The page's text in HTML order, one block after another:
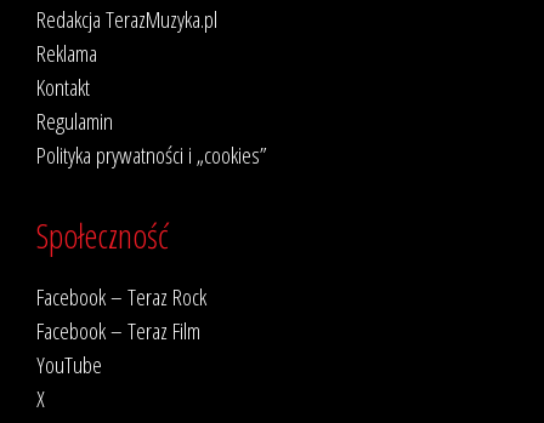
Redakcja TerazMuzyka.pl
Reklama
Kontakt
Regulamin
Polityka prywatności i „cookies”
Społeczność
Facebook – Teraz Rock
Facebook – Teraz Film
YouTube
X